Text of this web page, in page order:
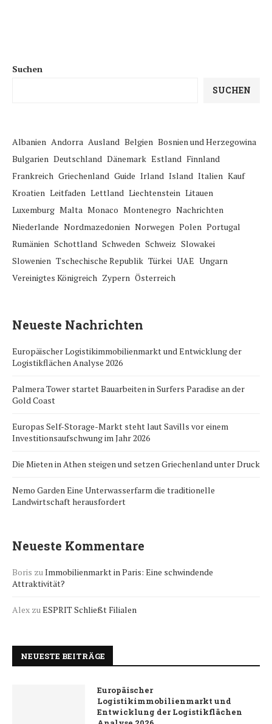
Suchen
SUCHEN
Albanien Andorra Ausland Belgien Bosnien und Herzegowina
Bulgarien Deutschland Dänemark Estland Finnland
Frankreich Griechenland Guide Irland Island Italien Kauf
Kroatien Leitfaden Lettland Liechtenstein Litauen
Luxemburg Malta Monaco Montenegro Nachrichten
Niederlande Nordmazedonien Norwegen Polen Portugal
Rumänien Schottland Schweden Schweiz Slowakei
Slowenien Tschechische Republik Türkei UAE Ungarn
Vereinigtes Königreich Zypern Österreich
Neueste Nachrichten
Europäischer Logistikimmobilienmarkt und Entwicklung der
Logistikflächen Analyse 2026
Palmera Tower startet Bauarbeiten in Surfers Paradise an der
Gold Coast
Europas Self-Storage-Markt steht laut Savills vor einem
Investitionsaufschwung im Jahr 2026
Die Mieten in Athen steigen und setzen Griechenland unter Druck
Nemo Garden Eine Unterwasserfarm die traditionelle
Landwirtschaft herausfordert
Neueste Kommentare
Boris zuImmobilienmarkt in Paris: Eine schwindende
Attraktivität?
Alex zuESPRIT Schließt Filialen
NEUESTE BEITRÄGE
Europäischer
Logistikimmobilienmarkt und
Entwicklung der Logistikflächen